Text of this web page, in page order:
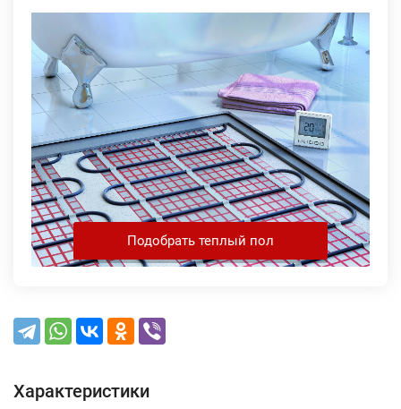
Подобрать теплый пол
Характеристики